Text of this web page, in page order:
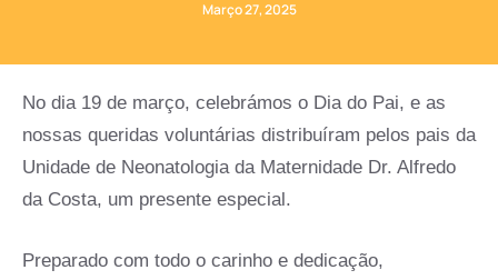
Março 27, 2025
No dia 19 de março, celebrámos o Dia do Pai, e as
nossas queridas voluntárias distribuíram pelos pais da
Unidade de Neonatologia da Maternidade Dr. Alfredo
da Costa, um presente especial.
Preparado com todo o carinho e dedicação,